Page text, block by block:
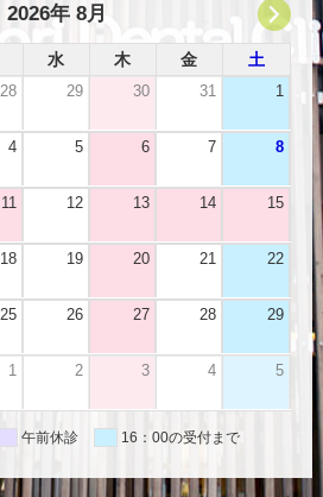
2026年 8月
水 木 金 土
28 29 30 31 1
4 5 6 7 8
11 12 13 14 15
18 19 20 21 22
25 26 27 28 29
1 2 3 4 5
午前休診 16：00の受付まで